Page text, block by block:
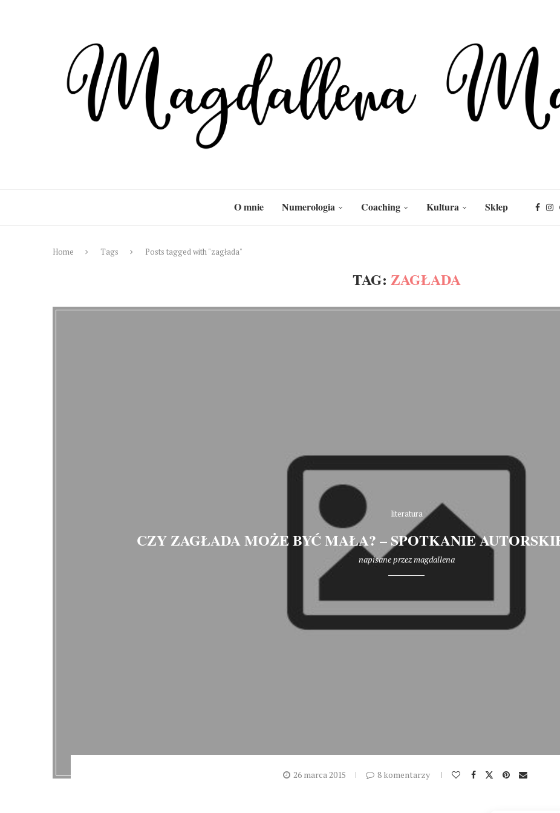
O mnie Numerologia Coaching Kultura Sklep
Home Tags Posts tagged with "zagłada"
TAG: ZAGŁADA
literatura
CZY ZAGŁADA MOŻE BYĆ MAŁA? – SPOTKANIE
napisane przezmagdallena
26 marca 2015 8 komentarzy